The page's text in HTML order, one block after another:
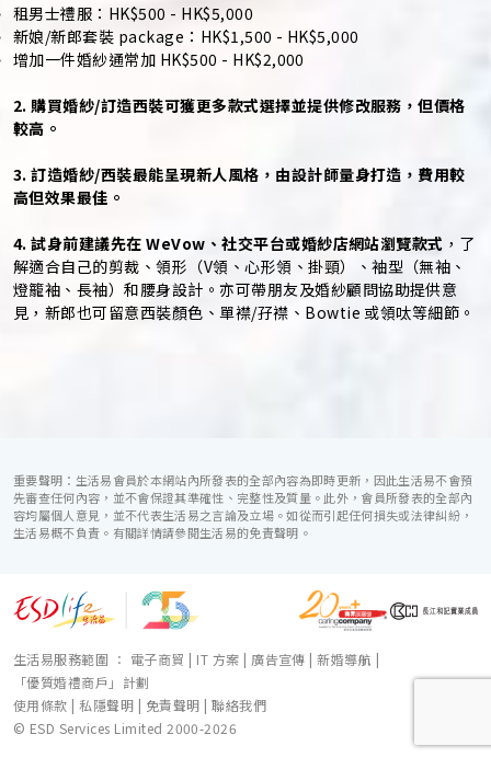
租男士禮服：HK$500 - HK$5,000
新娘/新郎套裝 package：HK$1,500 - HK$5,000
增加一件婚紗通常加 HK$500 - HK$2,000
2. 購買婚紗/訂造西裝可獲更多款式選擇並提供修改服務，但價格
較高。
3. 訂造婚紗/西裝最能呈現新人風格，由設計師量身打造，費用較
高但效果最佳。
4. 試身前建議先在 WeVow、社交平台或婚紗店網站瀏覽款式 ，了
解適合自己的剪裁、領形（V領、心形領、掛頸）、袖型（無袖、
燈籠袖、長袖）和腰身設計。亦可帶朋友及婚紗顧問協助提供意
見，新郎也可留意西裝顏色、單襟/孖襟、Bowtie 或領呔等細節。
重要聲明：生活易會員於本網站內所發表的全部內容為即時更新，因此生活易不會預
先審查任何內容，並不會保證其準確性、完整性及質量。此外，會員所發表的全部內
容均屬個人意見，並不代表生活易之言論及立場。如從而引起任何損失或法律糾紛，
生活易概不負責。有關詳情請參閱生活易的免責聲明。
生活易服務範圍 ： 電子商貿 | IT 方案 | 廣告宣傳 |新婚導航 |
「優質婚禮商戶」計劃
使用條款 |私隱聲明 | 免責聲明 |聯絡我們
© ESD Services Limited 2000-2026